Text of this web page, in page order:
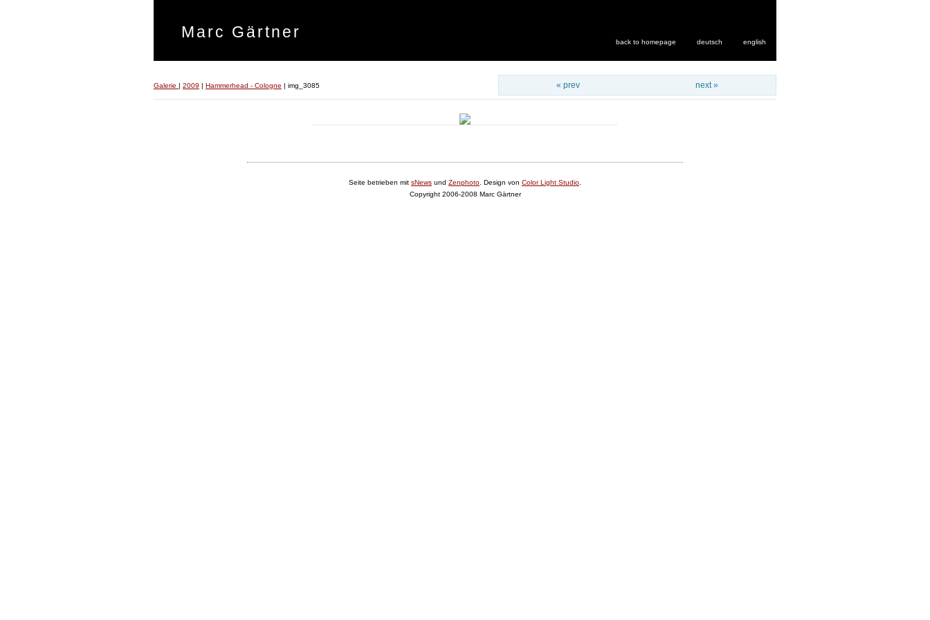
Marc Gärtner
back to homepage deutsch english
« prev next »
Galerie | 2009 | Hammerhead - Cologne | img_3085
Seite betrieben mit sNews und Zenphoto . Design von Color Light Studio
Copyright 2006-2008 Marc Gärtner